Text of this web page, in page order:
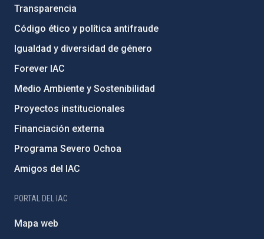
Transparencia
Código ético y política antifraude
Igualdad y diversidad de género
Forever IAC
Medio Ambiente y Sostenibilidad
Proyectos institucionales
Financiación externa
Programa Severo Ochoa
Amigos del IAC
PORTAL DEL IAC
Mapa web